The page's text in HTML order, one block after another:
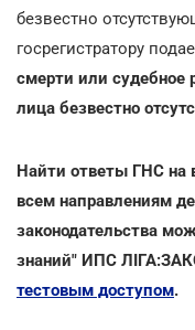
безвестно
госрегистратору
смерти или судебное
лица безвестно
Найти ответы ГНС на
всем направлениям
законодательства
знаний" ИПС
тестовым доступом.